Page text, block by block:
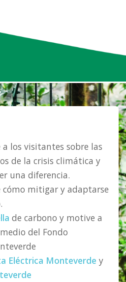
a los visitantes sobre las
de la crisis climática y
una diferencia.
cómo mitigar y adaptarse
de carbono y motive a
del Fondo
Eléctrica Monteverde y